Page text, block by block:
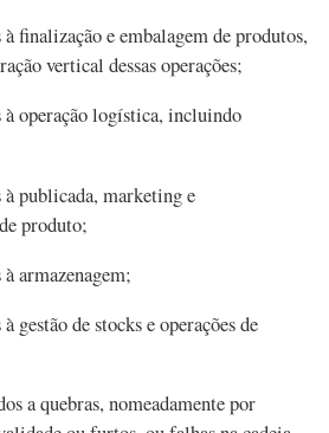
à finalização e embalagem de produtos,
vertical dessas operações;
à operação logística, incluindo
à publicada, marketing e
produto;
armazenagem;
gestão de stocks e operações de
a quebras, nomeadamente por